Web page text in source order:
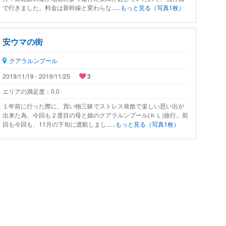
で行きました。料金は新幹線と変わらな......もっと見る（写真1枚）
安ウマの街
クアラルンプール
2019/11/19 - 2019/11/25
3
エリアの満足度： 0.0
１年前に行った際に、買い物三昧でストレス発散で楽しい思い出が
出来た為、今回も２度目の母と娘のクアラルンプール(ＫＬ)旅行。前
回も今回も、11月の下旬に渡航しまし......もっと見る（写真1枚）